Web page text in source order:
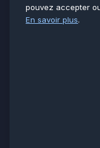
Voir toutes les villes
pouvez accepter
En savoir plus.